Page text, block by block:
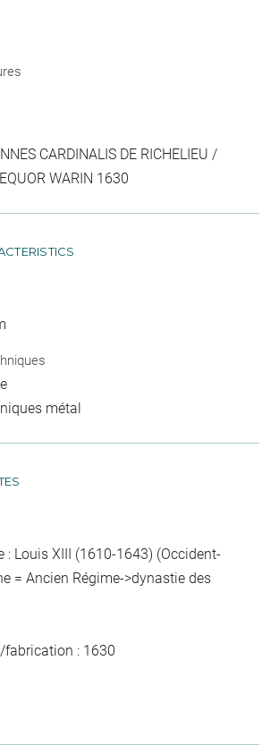
CARDINALIS DE RICHELIEU /
WARIN 1630
métal
: Louis XIII (1610-1643) (Occident-
= Ancien Régime->dynastie des
fabrication : 1630